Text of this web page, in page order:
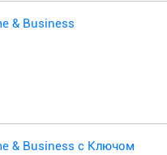
& Business
& Business с Ключом